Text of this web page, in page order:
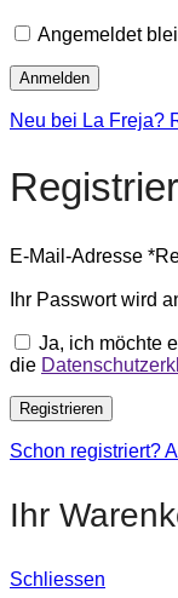
Angemeldet
Anmelden
Neu bei La Freja?
E-Mail-Adresse *
Ihr Passwort wird
Ja, ich möchte
die
Registrieren
Schon registriert?
Ihr
Schliessen